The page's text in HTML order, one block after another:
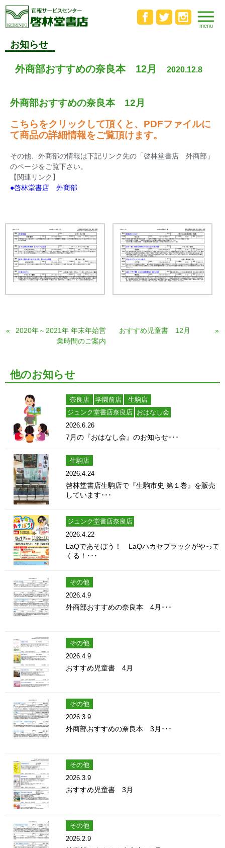
お知らせ
外商部おすすめの奈良本 12月 2020.12.8
外商部おすすめの奈良本 12月
こちらをクリックして頂くと、PDFファイルに
て商品の詳細情報をご覧頂けます。
その他、外商部の情報は下記リンク先の「啓林堂書店 外商部」
のページをご覧下さい。
【関連リンク】
●啓林堂書店 外商部
«
2020年～2021年 年末年始営
業時間のご案内
おすすめ児童書 12月 »
他のお知らせ
奈良店 学園前店
生駒店
ジュンク堂書店奈良店 おはなし会
2026.6.26
7月の『おはなし会』のお知らせ･･･
生駒店
2026.4.24
啓林堂書店生駒店で『生駒市史 第１巻』を販売
しています･･･
ジュンク堂書店奈良店
2026.4.22
LaQであそぼう！ LaQハカセブラックがやって
くる！･･･
その他
2026.4.9
外商部おすすめの奈良本 4月･･･
その他
2026.4.9
おすすめ児童書 4月
その他
2026.3.9
外商部おすすめの奈良本 3月･･･
その他
2026.3.9
おすすめ児童書 3月
その他
2026.2.9